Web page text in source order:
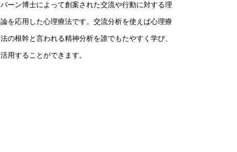
バーン博士によって創案された交流や行動に対する理
論を応用した心理療法です。交流分析を使えば心理療
法の根幹と言われる精神分析を誰でもたやすく学び、
活用することができます。